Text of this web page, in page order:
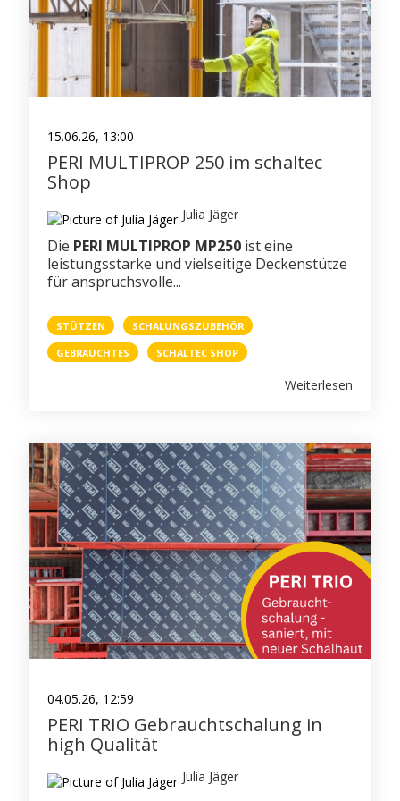
PERI
BESTSELLER
PRESSE
WEIHNACHTSFERIEN
GESUNDHEIT
STELLENANZEIGEN
15.06.26, 13:00
PERI MULTIPROP 250 im schaltec
Shop
Julia Jäger
Die PERI MULTIPROP MP250 ist eine
leistungsstarke und vielseitige Deckenstütze
für anspruchsvolle...
STÜTZEN
SCHALUNGSZUBEHÖR
GEBRAUCHTES
SCHALTEC SHOP
Weiterlesen
04.05.26, 12:59
PERI TRIO Gebrauchtschalung in
high Qualität
Julia Jäger